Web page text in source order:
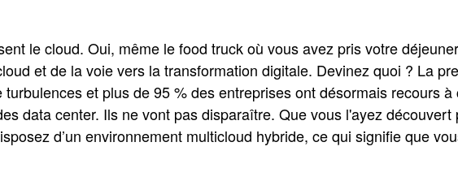
le cloud. Oui, même le food truck où vous avez pris votre
et de la voie vers la transformation digitale. Devinez quoi ? La
et plus de 95 % des entreprises ont désormais recours
data center. Ils ne vont pas disparaître. Que vous l'ayez découvert
d’un environnement multicloud hybride, ce qui signifie que